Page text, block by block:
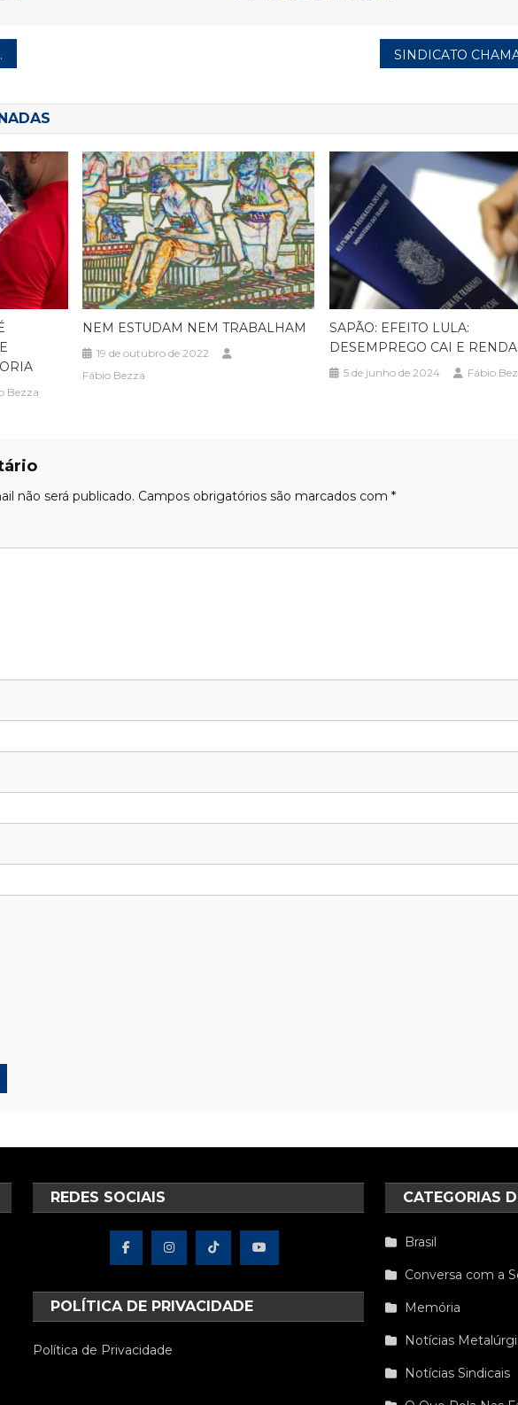
Bezza
NEM ESTUDAM NEM TRABALHAM
19 de outubro de 2022
Fábio Bezza
SAPÃO: EFEITO LULA:
DESEMPREGO CAI E
5 de junho de 2024 Fábio
não será publicado. Campos obrigatórios são marcados com *
REDES SOCIAIS
POLÍTICA DE PRIVACIDADE
Política de Privacidade
CATEGORIAS
Brasil
Conversa com a
Memória
Notícias
Notícias Sindicais